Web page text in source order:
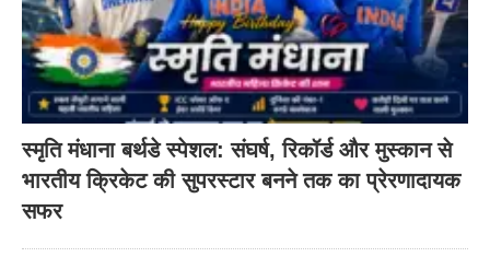
स्मृति मंधाना बर्थडे स्पेशल: संघर्ष, रिकॉर्ड और मुस्कान से
भारतीय क्रिकेट की सुपरस्टार बनने तक का प्रेरणादायक
सफर